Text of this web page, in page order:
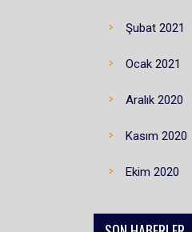
Şubat 2021
Ocak 2021
Aralık 2020
Kasım 2020
Ekim 2020